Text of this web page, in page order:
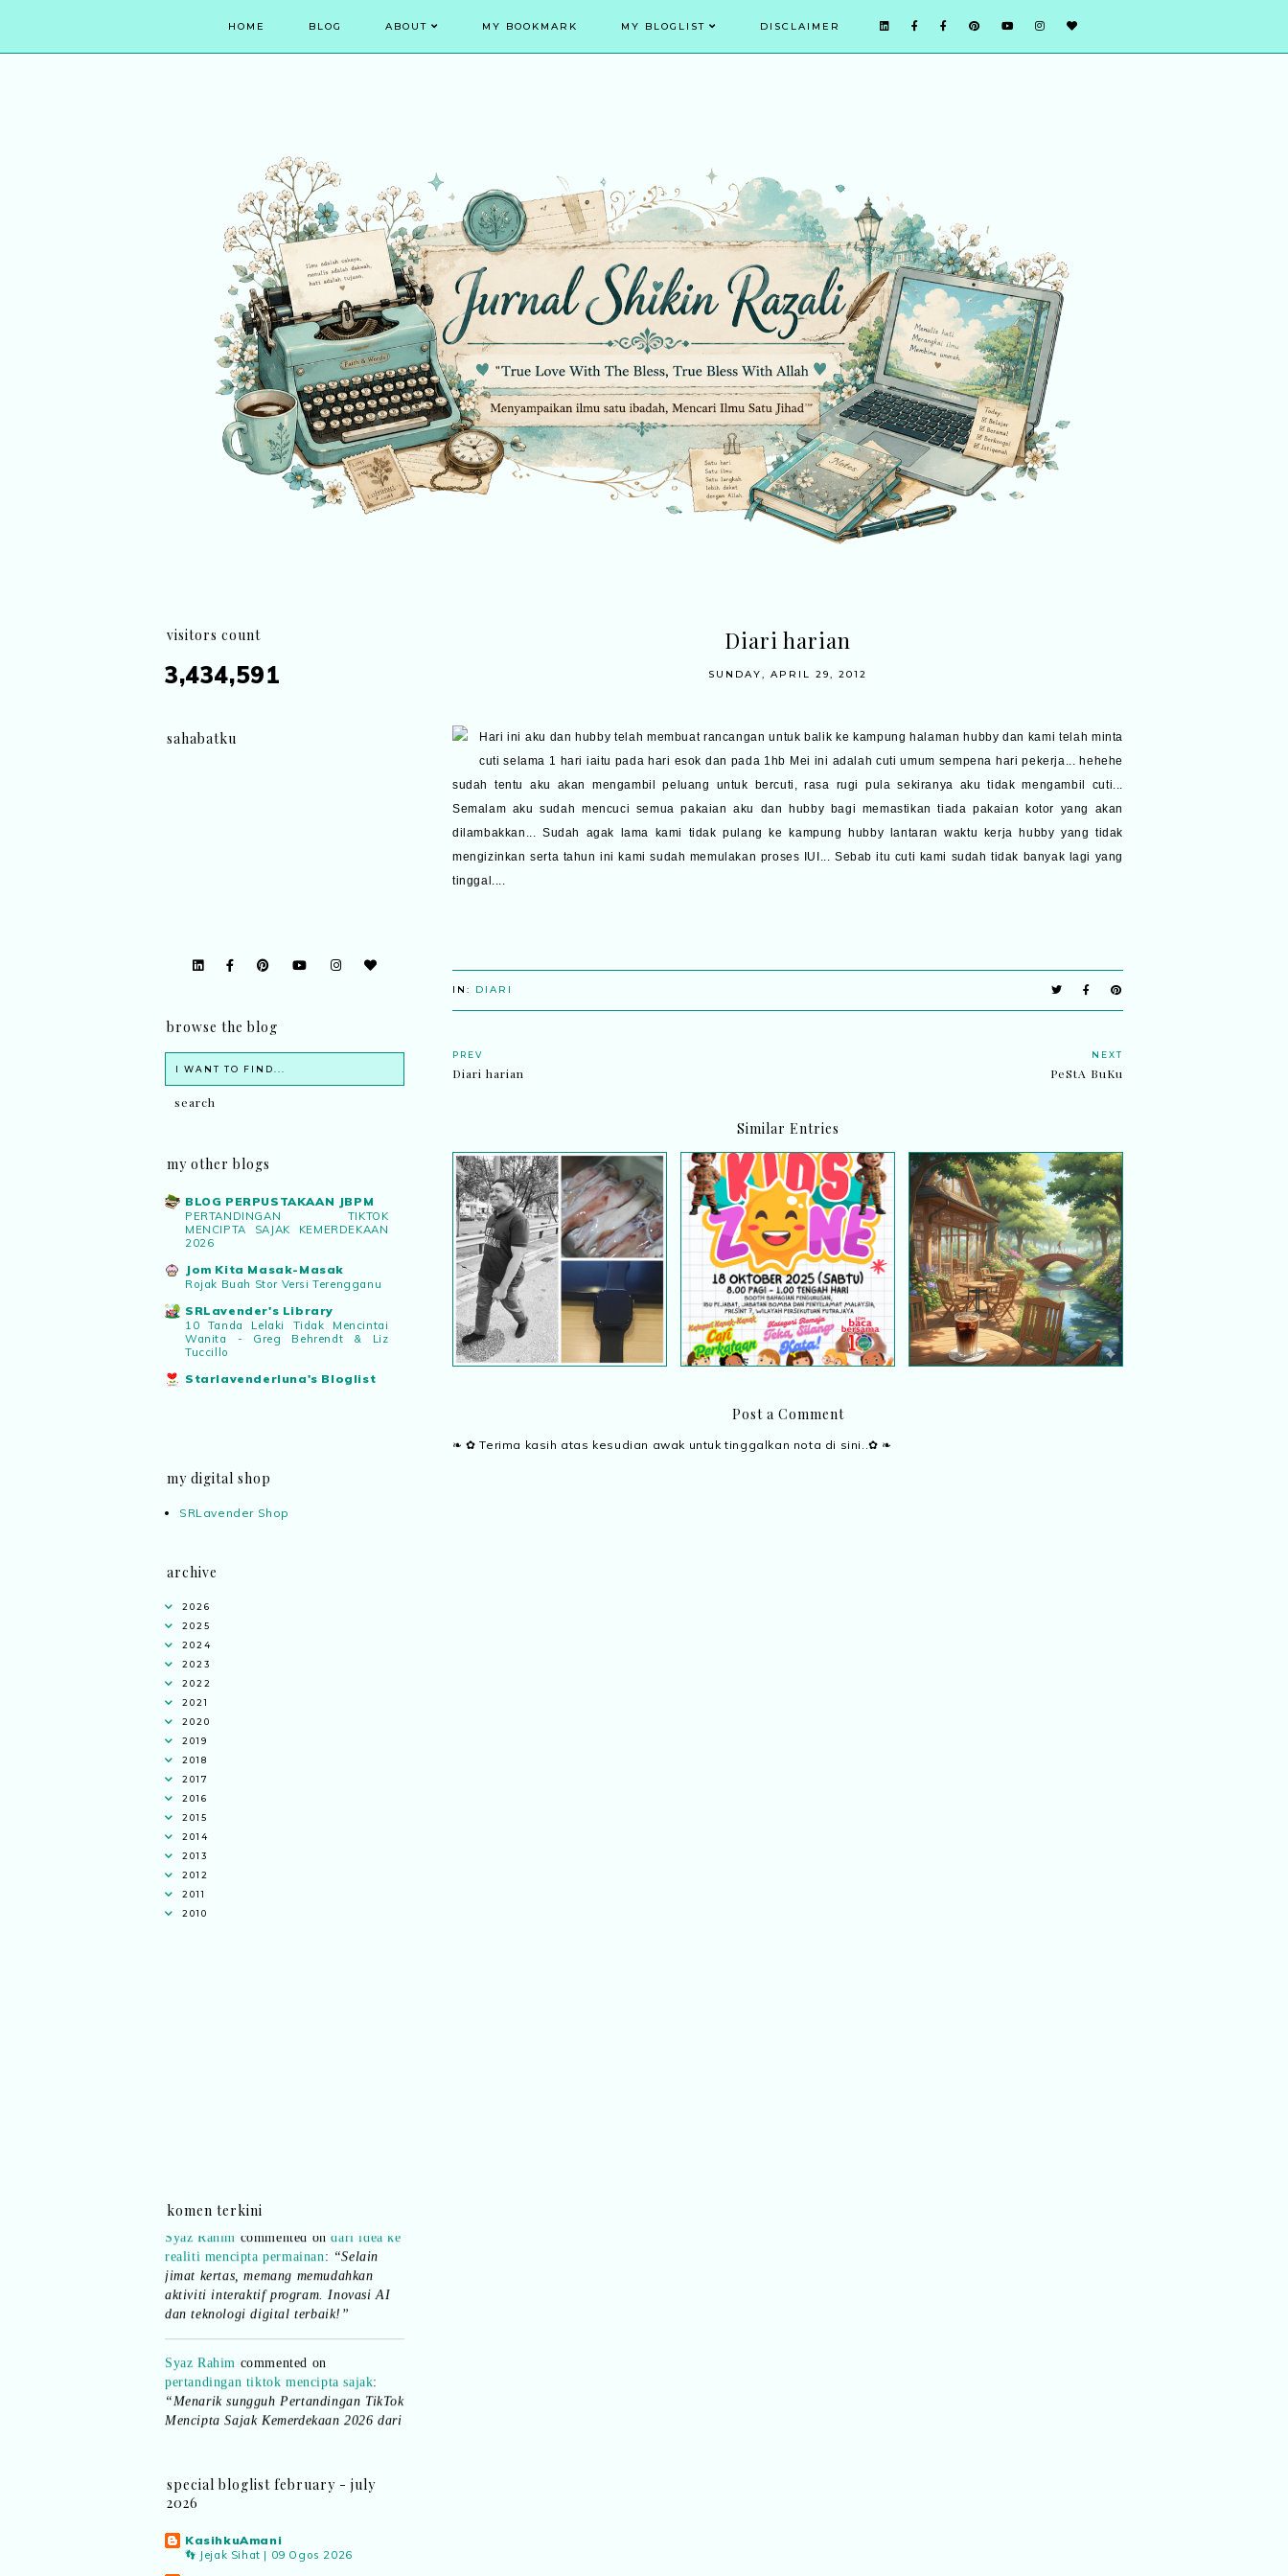
HOME BLOG ABOUT MY BOOKMARK MY BLOGLIST DISCLAIMER
Diari harian
SUNDAY, APRIL 29, 2012
Hari ini aku dan hubby telah membuat rancangan untuk balik ke kampung halaman hubby dan kami telah minta
cuti selama 1 hari iaitu pada hari esok dan pada 1hb Mei ini adalah cuti umum sempena hari pekerja... hehehe
sudah tentu aku akan mengambil peluang untuk bercuti, rasa rugi pula sekiranya aku tidak mengambil cuti...
Semalam aku sudah mencuci semua pakaian aku dan hubby bagi memastikan tiada pakaian kotor yang akan
dilambakkan... Sudah agak lama kami tidak pulang ke kampung hubby lantaran waktu kerja hubby yang tidak
mengizinkan serta tahun ini kami sudah memulakan proses IUI... Sebab itu cuti kami sudah tidak banyak lagi yang
tinggal....
IN: DIARI
PREV
Diari harian
NEXT
PeStA BuKu
Similar Entries
Hadiah terakhir yang abadi
dalam ingatan
Happening Gila! Karnival
Bomba Putrajaya 2025
Bila hati belajar untuk
sembuh
Post a Comment
❧ ✿ Terima kasih atas kesudian awak untuk tinggalkan nota di sini..✿ ❧
visitors count
3,434,591
sahabatku
browse the blog
my other blogs
BLOG PERPUSTAKAAN JBPM
PERTANDINGAN TIKTOK
MENCIPTA SAJAK KEMERDEKAAN
2026
Jom Kita Masak-Masak
Rojak Buah Stor Versi Terengganu
SRLavender's Library
10 Tanda Lelaki Tidak Mencintai
Wanita - Greg Behrendt & Liz
Tuccillo
Starlavenderluna's Bloglist
my digital shop
SRLavender Shop
archive
2026
2025
2024
2023
2022
2021
2020
2019
2018
2017
2016
2015
2014
2013
2012
2011
2010
komen terkini
Syaz Rahim commented on
realiti mencipta permainan:“Selain
jimat kertas, memang memudahkan
aktiviti interaktif program. Inovasi AI
dan teknologi digital terbaik!”
Syaz Rahimcommented on
pertandingan tiktok mencipta sajak
“Menarik sungguh Pertandingan TikTok
Mencipta Sajak Kemerdekaan 2026 dari
PNM ni! Platform terbaik serlahkan
Eyma Balkish
“Menarik..tapi lama tak mengarang
rasa kurang ideanya.”
special bloglist february - july
2026
KasihkuAmani
👣 Jejak Sihat | 09 Ogos 2026